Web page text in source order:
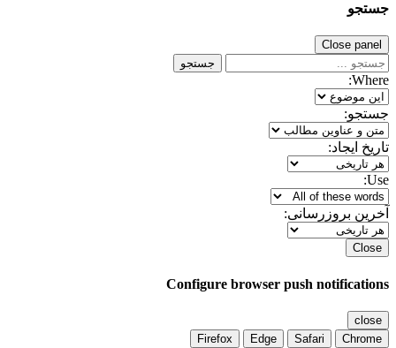
جستجو
Close panel
جستجو
Where:
جستجو:
تاریخ ایجاد:
Use:
آخرین بروزرسانی:
Close
Configure browser push notifications
close
Chrome
Safari
Edge
Firefox